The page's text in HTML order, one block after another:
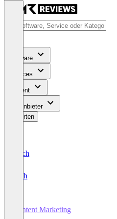
Software
Services
Content
Für Anbieter
Bewerten
Deutsch
English
Content Marketing